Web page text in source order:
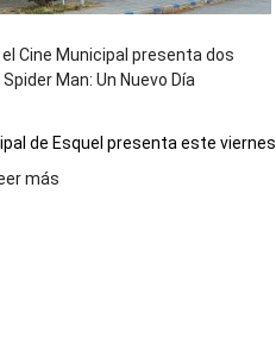
Cine Municipal presenta dos
Man: Un Nuevo Día
de Esquel presenta este viernes
más